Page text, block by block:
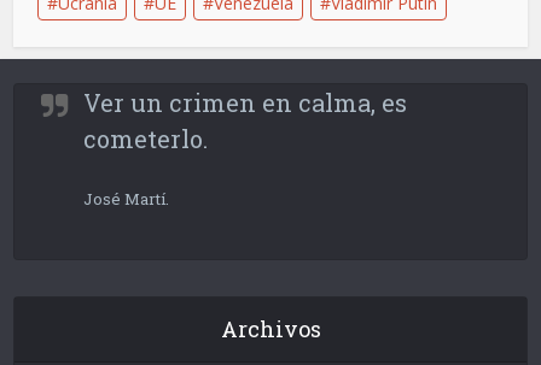
Ver un crimen en calma, es
cometerlo.
José Martí.
Archivos